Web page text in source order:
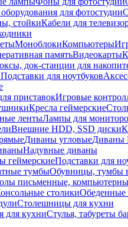
для фотостудии
стойкиКабели для
МоноблокиКомпьютеры
памятьВидеокарты
док-станции для
Подставки для ноутбуков
приставокИгровые
Кресла геймерские
лентыЛампы для
Внешние HDD, SSD диски
Диваны угловыеДиваны
Надувные диваны
геймерскиеПодставки для
тумбыОбувницы, тумбы
письменные,
столикиОбеденные
Столешницы для кухни
для кухниСтулья, табуреты